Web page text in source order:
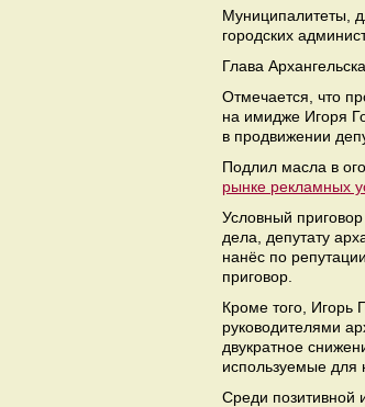
Муниципалитеты,
городских
Глава
Отмечается, что
на имидже Игоря
в продвижении
Подлил масла в
рынке рекламных
Условный
дела, депутату
нанёс по
приговор.
Кроме того, Игорь
руководителями
двукратное
используемые для
Среди позитивной